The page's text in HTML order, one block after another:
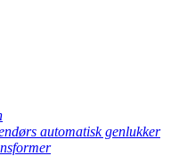
automatisk genlukker